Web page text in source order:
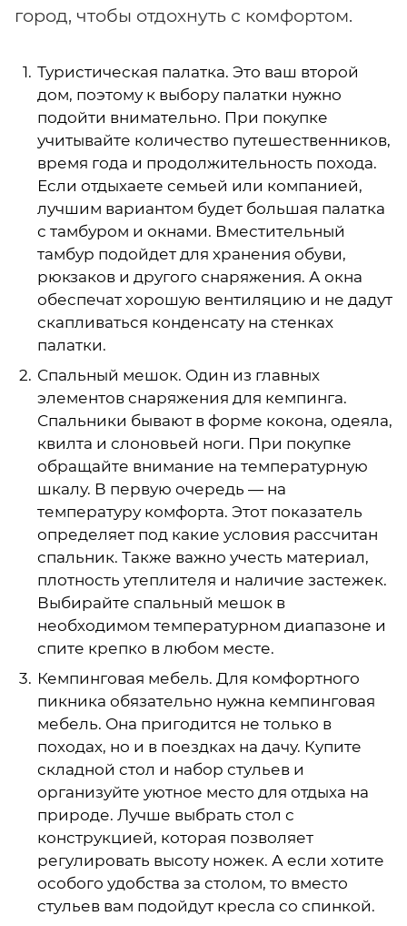
город, чтобы отдохнуть с комфортом.
Туристическая палатка. Это ваш второй
дом, поэтому к выбору палатки нужно
подойти внимательно. При покупке
учитывайте количество путешественников,
время года и продолжительность похода.
Если отдыхаете семьей или компанией,
лучшим вариантом будет большая палатка
с тамбуром и окнами. Вместительный
тамбур подойдет для хранения обуви,
рюкзаков и другого снаряжения. А окна
обеспечат хорошую вентиляцию и не дадут
скапливаться конденсату на стенках
палатки.
Спальный мешок. Один из главных
элементов снаряжения для кемпинга.
Спальники бывают в форме кокона, одеяла,
квилта и слоновьей ноги. При покупке
обращайте внимание на температурную
шкалу. В первую очередь — на
температуру комфорта. Этот показатель
определяет под какие условия рассчитан
спальник. Также важно учесть материал,
плотность утеплителя и наличие застежек.
Выбирайте спальный мешок в
необходимом температурном диапазоне и
спите крепко в любом месте.
Кемпинговая мебель. Для комфортного
пикника обязательно нужна кемпинговая
мебель. Она пригодится не только в
походах, но и в поездках на дачу. Купите
складной стол и набор стульев и
организуйте уютное место для отдыха на
природе. Лучше выбрать стол с
конструкцией, которая позволяет
регулировать высоту ножек. А если хотите
особого удобства за столом, то вместо
стульев вам подойдут кресла со спинкой.